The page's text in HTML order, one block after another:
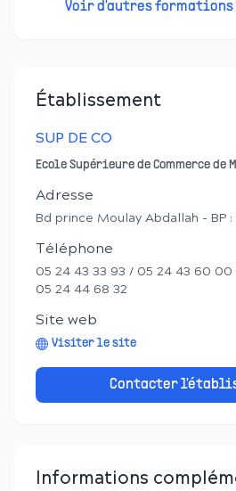
Voir d'autres
Établissement
SUP DE CO
Ecole Supérieure de Commerce de
Adresse
Bd prince Moulay Abdallah - BP
Téléphone
05 24 43 33 93 / 05 24 43 60
05 24 44 68 32
Site web
Visiter le site
Contacter
Informations